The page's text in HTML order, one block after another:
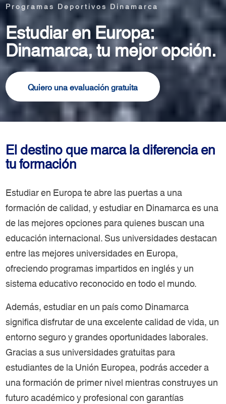
Programas Deportivos Dinamarca
Estudiar en Europa:
Dinamarca, tu mejor opción.
Quiero una evaluación gratuita
El destino que marca la diferencia en
tu formación
Estudiar en Europa te abre las puertas a una
formación de calidad, y estudiar en Dinamarca es una
de las mejores opciones para quienes buscan una
educación internacional. Sus universidades destacan
entre las mejores universidades en Europa,
ofreciendo programas impartidos en inglés y un
sistema educativo reconocido en todo el mundo.
Además, estudiar en un país como Dinamarca
significa disfrutar de una excelente calidad de vida, un
entorno seguro y grandes oportunidades laborales.
Gracias a sus universidades gratuitas para
estudiantes de la Unión Europea, podrás acceder a
una formación de primer nivel mientras construyes un
futuro académico y profesional con garantías